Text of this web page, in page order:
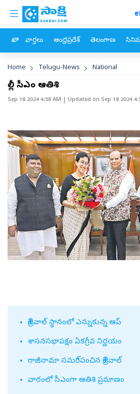
Skip to main content
custom menu
హోం వార్తలు ఆంధ్రప్రదేశ్ తెలంగాణ
Breadcrumb
Home Telugu-News National
ఢిల్లీ సీఎం ఆతిశి
Sep 18 2024 4:58 AM | Updated on Sep 18 2024
కేజ్రీవాల్‌ స్థానంలో ఎన్నుకున్న ఆప్‌
శాసనసభాపక్షం ఏకగ్రీవ నిర్ణయం
రాజీనామా సమరి్పంచిన కేజ్రీవాల్‌
వారంలో సీఎంగా ఆతిశి ప్రమాణం